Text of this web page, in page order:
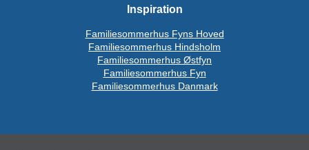
Inspiration
Familiesommerhus Fyns Hoved
Familiesommerhus Hindsholm
Familiesommerhus Østfyn
Familiesommerhus Fyn
Familiesommerhus Danmark